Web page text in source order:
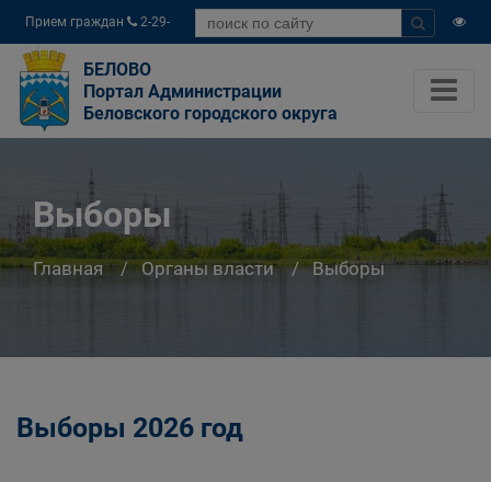
Прием граждан
2-29-
04
БЕЛОВО
Портал Администрации
Беловского городского округа
Выборы
Главная Органы власти Выборы
Выборы 2026 год